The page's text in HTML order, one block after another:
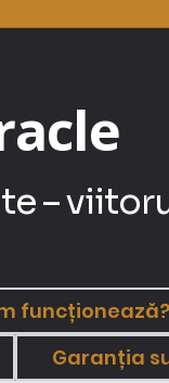
–
funcționează?
Garanția